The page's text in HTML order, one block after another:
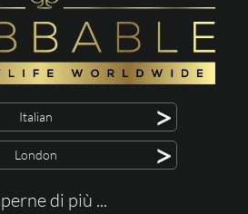
Italian >
London >
di più ...